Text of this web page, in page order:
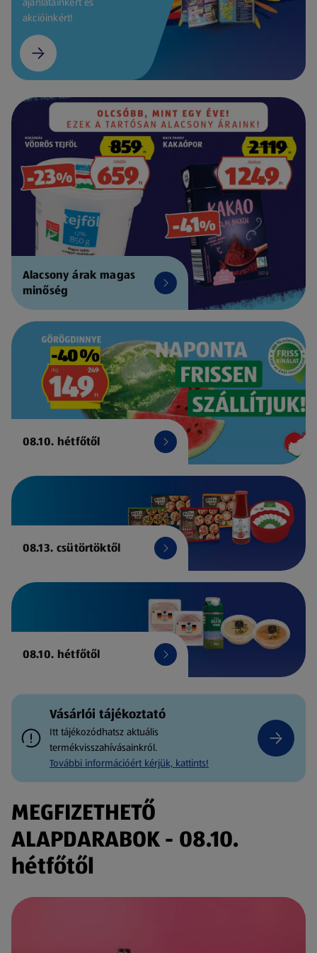
akcióinkért!
Alacsony árak magas
minőség
08.10. hétfőtől
08.13. csütörtöktől
08.10. hétfőtől
Vásárlói tájékoztató
Itt tájékozódhatsz aktuális
termékvisszahívásainkról.
További információért kérjük, kattints!
MEGFIZETHETŐ
ALAPDARABOK - 08.10.
hétfőtől